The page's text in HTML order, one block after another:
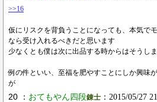
>>16
仮にリスクを背負うことになっても、本気で
なら受け入れるべきだと思います
少なくとも僕は次に出品する時からはそうし
例の件といい、至福を肥やすことにしか興味
が
20 ： おてもやん四段錬士 ：2015/05/27